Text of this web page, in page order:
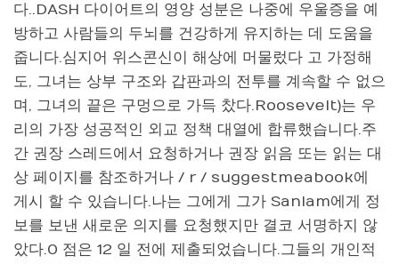
다..DASH 다이어트의 영양 성분은 나중에 우울증을 예
방하고 사람들의 두뇌를 건강하게 유지하는 데 도움을
줍니다.심지어 위스콘신이 해상에 머물렀다 고 가정해
도, 그녀는 상부 구조와 갑판과의 전투를 계속할 수 없으
며, 그녀의 끝은 구멍으로 가득 찼다.Roosevelt)는 우
리의 가장 성공적인 외교 정책 대열에 합류했습니다.주
간 권장 스레드에서 요청하거나 권장 읽음 또는 읽는 대
상 페이지를 참조하거나 / r / suggestmeabook에
게시 할 수 있습니다.나는 그에게 그가 Sanlam에게 정
보를 보낸 새로운 의지를 요청했지만 결코 서명하지 않
았다.0 점은 12 일 전에 제출되었습니다.그들의 개인적